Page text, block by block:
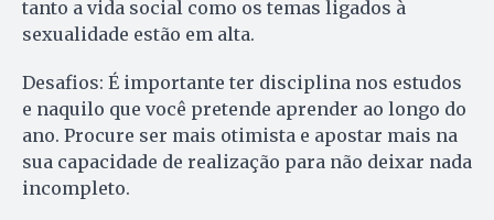
tanto a vida social como os temas ligados à
sexualidade estão em alta.
Desafios: É importante ter disciplina nos estudos
e naquilo que você pretende aprender ao longo do
ano. Procure ser mais otimista e apostar mais na
sua capacidade de realização para não deixar nada
incompleto.